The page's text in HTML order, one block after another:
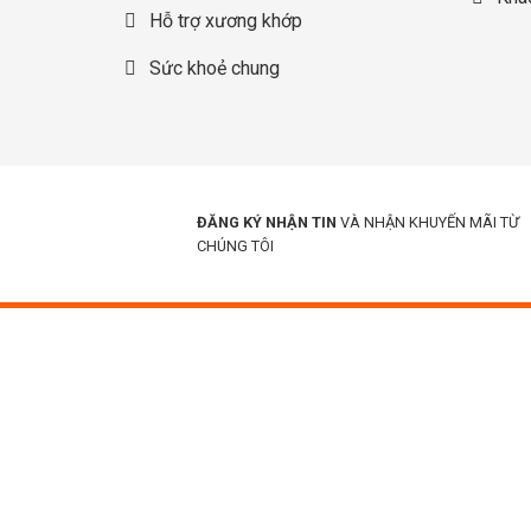
Hỗ trợ xương khớp
Sức khoẻ chung
ĐĂNG KÝ NHẬN TIN VÀ NHẬN KHUYẾN MÃI TỪ
CHÚNG TÔI